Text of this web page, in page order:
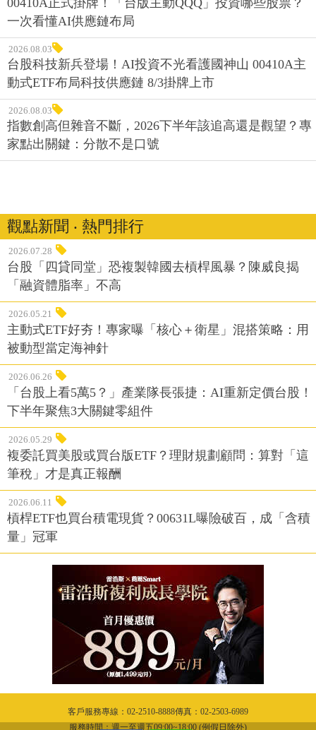
一次看懂AI供應鏈布局
2026.08.03
台股科技新兵登場！AI投資不光看護國神山 00410A主
動式ETF布局科技供應鏈 8/3掛牌上市
2026.08.03
指數創高但雜音不斷，2026下半年該追高還是觀望？專
家點出關鍵：分散不是口號
觀點新聞 ‧ 熱門排行
2026.07.28
台股「四貸同堂」恐複製韓國去槓桿風暴？陳威良揭
「融資體脂率」不高
2026.05.21
主動式ETF好夯！專家曝「核心＋衛星」混搭策略：用
被動型當定海神針
2026.06.26
「台股上看5萬5？」產業隊長張捷：AI重新定價台股！
下半年聚焦3大關鍵零組件
2026.05.29
複委託買美股或買台版ETF？理財規劃顧問：算對「這
筆稅」才是真正報酬
2026.06.11
槓桿ETF也買台積電現貨？00631L曝險破百，成「含積
量」冠軍
客戶服務專線：02-2510-8888傳真：02-2503-6989
服務時間：週一至週五09:00~18:00 (例假日除外)